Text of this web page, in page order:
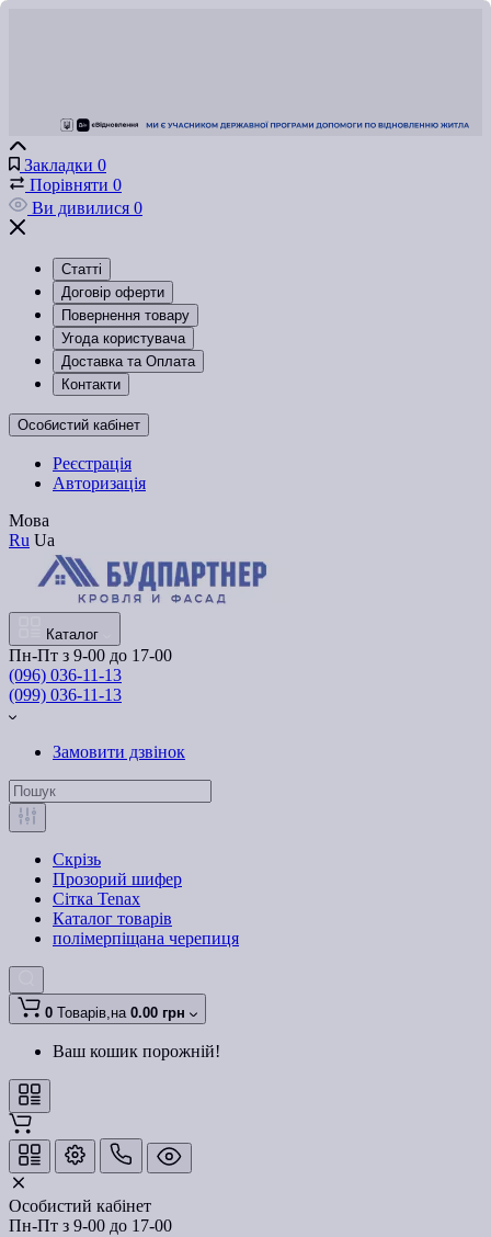
Закладки 0
Порівняти 0
Ви дивилися 0
Статті
Договір оферти
Повернення товару
Угода користувача
Доставка та Оплата
Контакти
Особистий кабінет
Реєстрація
Авторизація
Мова
Ru Ua
Каталог
Пн-Пт з 9-00 до 17-00
(096) 036-11-13
(099) 036-11-13
Замовити дзвінок
Скрізь
Прозорий шифер
Сітка Tenax
Каталог товарів
полімерпіщана черепиця
0 Товарів,на 0.00 грн
Ваш кошик порожній!
Особистий кабінет
Пн-Пт з 9-00 до 17-00